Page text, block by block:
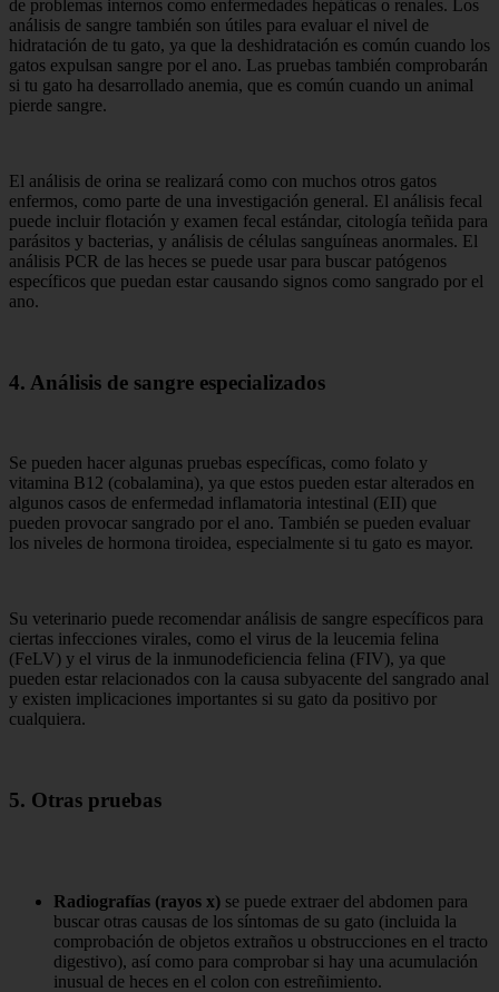
de problemas internos como enfermedades hepáticas o renales. Los
análisis de sangre también son útiles para evaluar el nivel de
hidratación de tu gato, ya que la deshidratación es común cuando los
gatos expulsan sangre por el ano. Las pruebas también comprobarán
si tu gato ha desarrollado anemia, que es común cuando un animal
pierde sangre.
El análisis de orina se realizará como con muchos otros gatos
enfermos, como parte de una investigación general. El análisis fecal
puede incluir flotación y examen fecal estándar, citología teñida para
parásitos y bacterias, y análisis de células sanguíneas anormales. El
análisis PCR de las heces se puede usar para buscar patógenos
específicos que puedan estar causando signos como sangrado por el
ano.
4. Análisis de sangre especializados
Se pueden hacer algunas pruebas específicas, como folato y
vitamina B12 (cobalamina), ya que estos pueden estar alterados en
algunos casos de enfermedad inflamatoria intestinal (EII) que
pueden provocar sangrado por el ano. También se pueden evaluar
los niveles de hormona tiroidea, especialmente si tu gato es mayor.
Su veterinario puede recomendar análisis de sangre específicos para
ciertas infecciones virales, como el virus de la leucemia felina
(FeLV) y el virus de la inmunodeficiencia felina (FIV), ya que
pueden estar relacionados con la causa subyacente del sangrado anal
y existen implicaciones importantes si su gato da positivo por
cualquiera.
5. Otras pruebas
Radiografías (rayos x) se puede extraer del abdomen para
buscar otras causas de los síntomas de su gato (incluida la
comprobación de objetos extraños u obstrucciones en el tracto
digestivo), así como para comprobar si hay una acumulación
inusual de heces en el colon con estreñimiento.